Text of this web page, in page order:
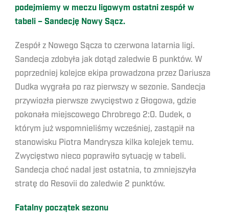
podejmiemy w meczu ligowym ostatni zespół w
tabeli – Sandecję Nowy Sącz.
Zespół z Nowego Sącza to czerwona latarnia ligi.
Sandecja zdobyła jak dotąd zaledwie 6 punktów. W
poprzedniej kolejce ekipa prowadzona przez Dariusza
Dudka wygrała po raz pierwszy w sezonie. Sandecja
przywiozła pierwsze zwycięstwo z Głogowa, gdzie
pokonała miejscowego Chrobrego 2:0. Dudek, o
którym już wspomnieliśmy wcześniej, zastąpił na
stanowisku Piotra Mandrysza kilka kolejek temu.
Zwycięstwo nieco poprawiło sytuację w tabeli.
Sandecja choć nadal jest ostatnia, to zmniejszyła
stratę do Resovii do zaledwie 2 punktów.
Fatalny początek sezonu